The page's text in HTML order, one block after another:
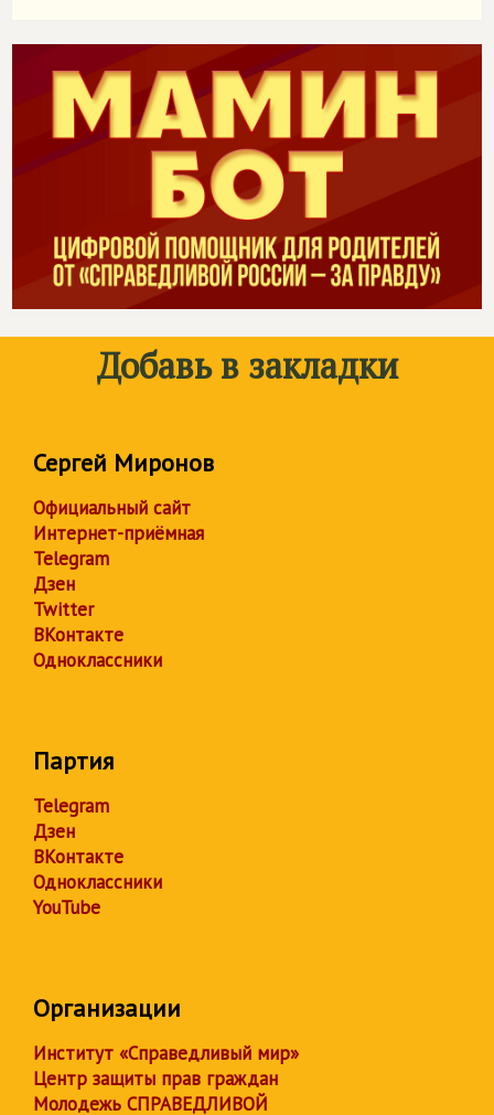
Добавь в закладки
Сергей Миронов
Официальный сайт
Интернет-приёмная
Telegram
Дзен
Twitter
ВКонтакте
Одноклассники
Партия
Telegram
Дзен
ВКонтакте
Одноклассники
YouTube
Организации
Институт «Справедливый мир»
Центр защиты прав граждан
Молодежь СПРАВЕДЛИВОЙ